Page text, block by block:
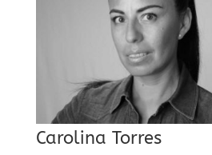
Carolina Torres